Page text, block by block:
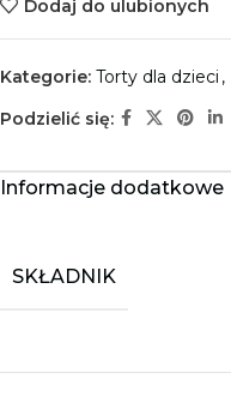
Dodaj do ulubionych
Kategorie: Torty dla dzieci ,
Podzielić się:
Informacje dodatkowe
SKŁADNIK